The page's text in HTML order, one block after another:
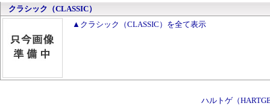
クラシック（CLASSIC）
▲クラシック（CLASSIC）を全て表示
ハルトゲ（